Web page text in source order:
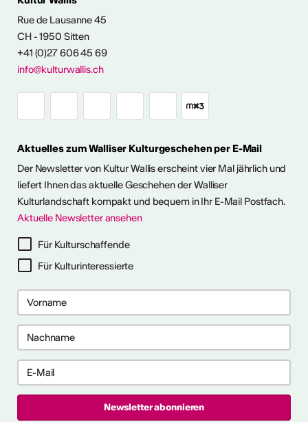
anzeigen
als
Rue de Lausanne 45
CH - 1950 Sitten
+41 (0)27 606 45 69
info@kulturwallis.ch
Aktuelles zum Walliser Kulturgeschehen per E-Mail
Der Newsletter von Kultur Wallis erscheint vier Mal jährlich und
liefert Ihnen das aktuelle Geschehen der Walliser
Kulturlandschaft kompakt und bequem in Ihr E-Mail Postfach.
Aktuelle Newsletter ansehen
Für Kulturschaffende
Für Kulturinteressierte